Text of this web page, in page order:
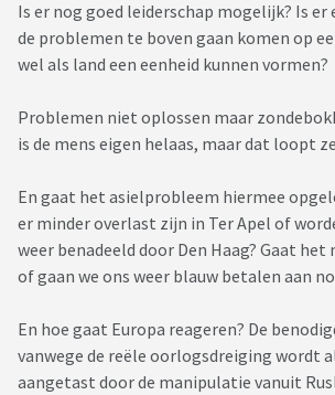
Is er nog goed leiderschap mogelijk? Is er
de problemen te boven gaan komen op
wel als land een eenheid kunnen vormen?
Problemen niet oplossen maar
is de mens eigen helaas, maar dat loopt
En gaat het asielprobleem hiermee
er minder overlast zijn in Ter Apel of
weer benadeeld door Den Haag? Gaat
of gaan we ons weer blauw betalen aan
En hoe gaat Europa reageren? De
vanwege de reële oorlogsdreiging wordt
aangetast door de manipulatie vanuit